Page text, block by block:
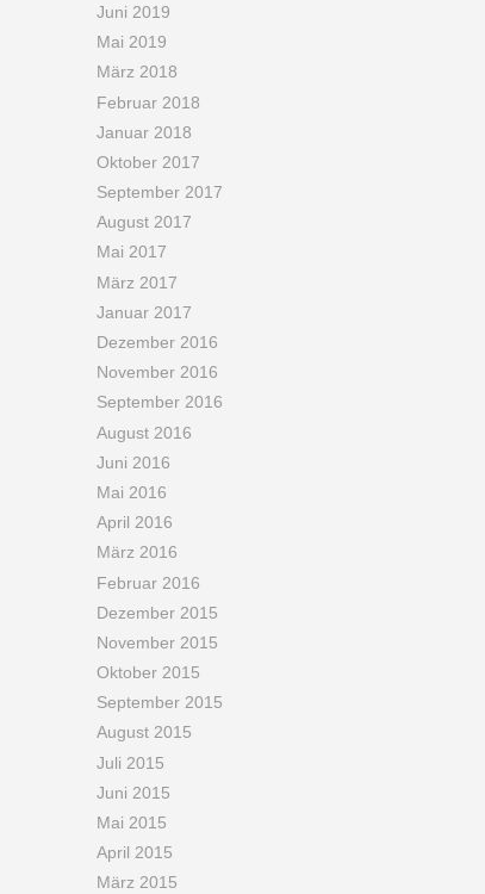
Juni 2019
Mai 2019
März 2018
Februar 2018
Januar 2018
Oktober 2017
September 2017
August 2017
Mai 2017
März 2017
Januar 2017
Dezember 2016
November 2016
September 2016
August 2016
Juni 2016
Mai 2016
April 2016
März 2016
Februar 2016
Dezember 2015
November 2015
Oktober 2015
September 2015
August 2015
Juli 2015
Juni 2015
Mai 2015
April 2015
März 2015